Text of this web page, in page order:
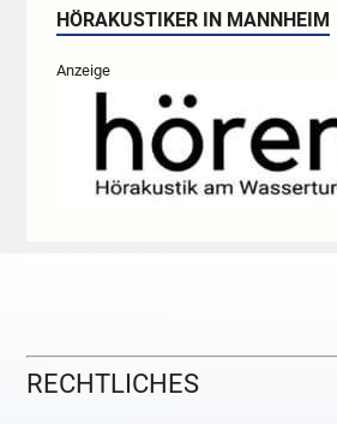
HÖRAKUSTIKER IN MANNHEIM
Anzeige
RECHTLICHES